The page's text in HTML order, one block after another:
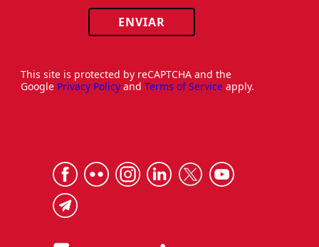
ENVIAR
This site is protected by reCAPTCHA and the
Google Privacy Policy and Terms of Service apply.